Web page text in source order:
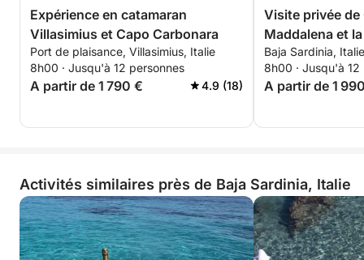
Expérience en catamaran
Villasimius et Capo Carbonara
Port de plaisance, Villasimius, Italie
8h00 · Jusqu'à 12 personnes
A partir de 1 790 € 4.9 (18)
Visite privée de
Maddalena et
Baja Sardinia, Italie
8h00 · Jusqu'à 12
A partir de 1
Activités similaires près de Baja Sardinia, Italie